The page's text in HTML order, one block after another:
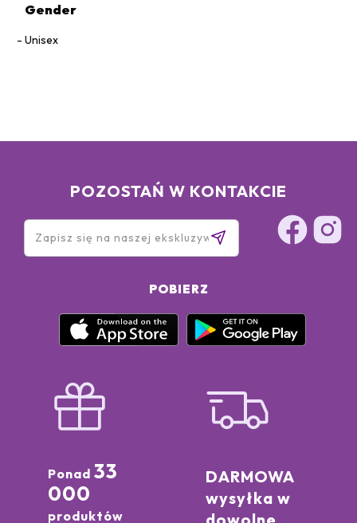
Gender
Unisex
POZOSTAŃ W KONTAKCIE
POBIERZ
Ponad 33
000
produktów
DARMOWA
wysyłka w